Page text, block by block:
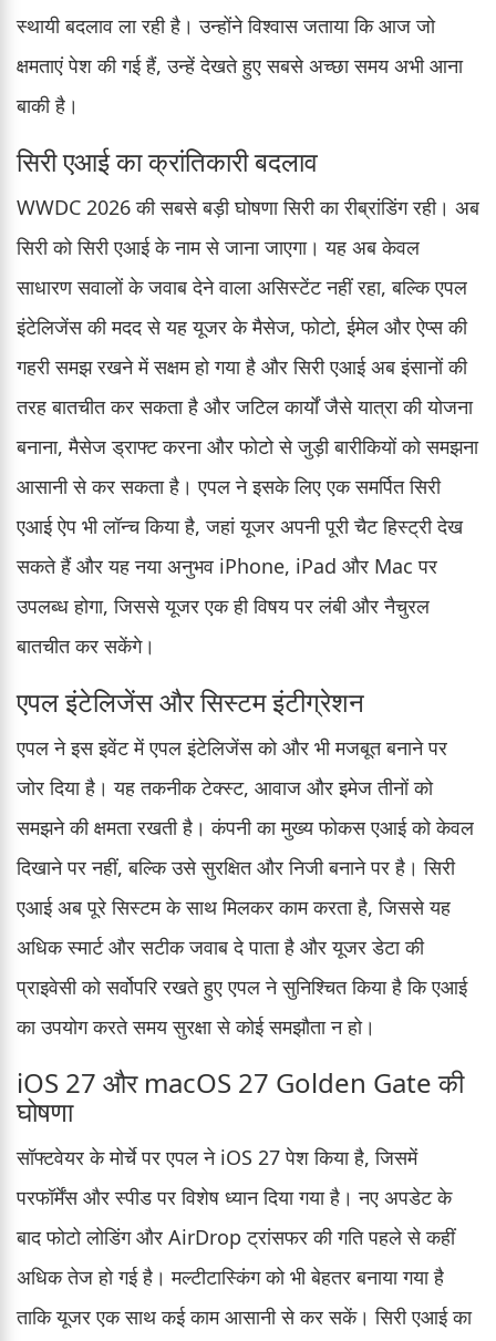
स्थायी बदलाव ला रही है। उन्होंने विश्वास जताया कि आज जो
क्षमताएं पेश की गई हैं, उन्हें देखते हुए सबसे अच्छा समय अभी आना
बाकी है।
सिरी एआई का क्रांतिकारी बदलाव
WWDC 2026 की सबसे बड़ी घोषणा सिरी का रीब्रांडिंग रही। अब
सिरी को सिरी एआई के नाम से जाना जाएगा। यह अब केवल
साधारण सवालों के जवाब देने वाला असिस्टेंट नहीं रहा, बल्कि एपल
इंटेलिजेंस की मदद से यह यूजर के मैसेज, फोटो, ईमेल और ऐप्स की
गहरी समझ रखने में सक्षम हो गया है और सिरी एआई अब इंसानों की
तरह बातचीत कर सकता है और जटिल कार्यों जैसे यात्रा की योजना
बनाना, मैसेज ड्राफ्ट करना और फोटो से जुड़ी बारीकियों को समझना
आसानी से कर सकता है। एपल ने इसके लिए एक समर्पित सिरी
एआई ऐप भी लॉन्च किया है, जहां यूजर अपनी पूरी चैट हिस्ट्री देख
सकते हैं और यह नया अनुभव iPhone, iPad और Mac पर
उपलब्ध होगा, जिससे यूजर एक ही विषय पर लंबी और नैचुरल
बातचीत कर सकेंगे।
एपल इंटेलिजेंस और सिस्टम इंटीग्रेशन
एपल ने इस इवेंट में एपल इंटेलिजेंस को और भी मजबूत बनाने पर
जोर दिया है। यह तकनीक टेक्स्ट, आवाज और इमेज तीनों को
समझने की क्षमता रखती है। कंपनी का मुख्य फोकस एआई को केवल
दिखाने पर नहीं, बल्कि उसे सुरक्षित और निजी बनाने पर है। सिरी
एआई अब पूरे सिस्टम के साथ मिलकर काम करता है, जिससे यह
अधिक स्मार्ट और सटीक जवाब दे पाता है और यूजर डेटा की
प्राइवेसी को सर्वोपरि रखते हुए एपल ने सुनिश्चित किया है कि एआई
का उपयोग करते समय सुरक्षा से कोई समझौता न हो।
iOS 27 और macOS 27 Golden Gate की
घोषणा
सॉफ्टवेयर के मोर्चे पर एपल ने iOS 27 पेश किया है, जिसमें
परफॉर्मेंस और स्पीड पर विशेष ध्यान दिया गया है। नए अपडेट के
बाद फोटो लोडिंग और AirDrop ट्रांसफर की गति पहले से कहीं
अधिक तेज हो गई है। मल्टीटास्किंग को भी बेहतर बनाया गया है
ताकि यूजर एक साथ कई काम आसानी से कर सकें। सिरी एआई का